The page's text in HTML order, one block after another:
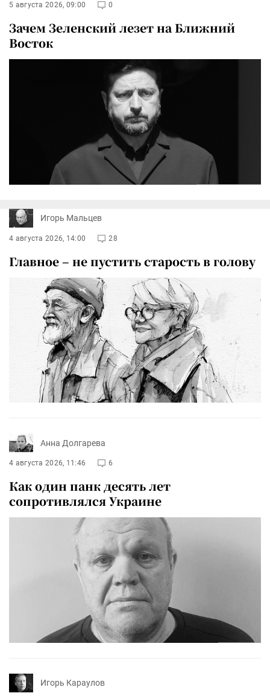
5 августа 2026, 09:00 0
Зачем Зеленский лезет на Ближний
Восток
Игорь Мальцев
4 августа 2026, 14:00 28
Главное – не пустить старость в голову
Анна Долгарева
4 августа 2026, 11:46 6
Как один панк десять лет
сопротивлялся Украине
Игорь Караулов